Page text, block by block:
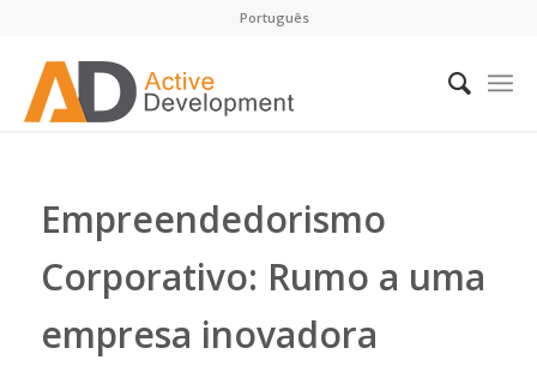
Português
Empreendedorismo
Corporativo: Rumo a uma
empresa inovadora